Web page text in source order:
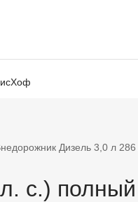
Дизель 3,0 л
с.)